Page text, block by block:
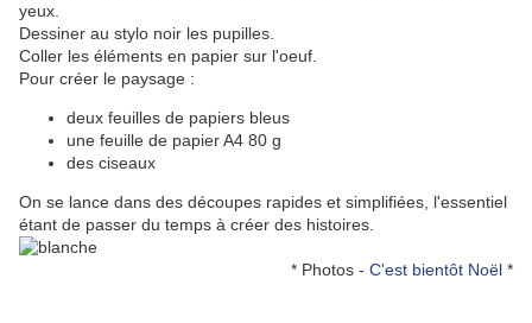
yeux.
Dessiner au stylo noir les pupilles.
Coller les éléments en papier sur l'oeuf.
Pour créer le paysage :
deux feuilles de papiers bleus
une feuille de papier A4 80 g
des ciseaux
On se lance dans des découpes rapides et simplifiées, l'essentiel
étant de passer du temps à créer des histoires.
* Photos - C'est bientôt Noël *